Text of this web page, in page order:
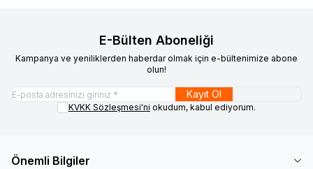
E-Bülten Aboneliği
Kampanya ve yeniliklerden haberdar olmak için e-bültenimize abone
olun!
Kayıt Ol
KVKK Sözleşmesi'ni okudum, kabul ediyorum.
Önemli Bilgiler